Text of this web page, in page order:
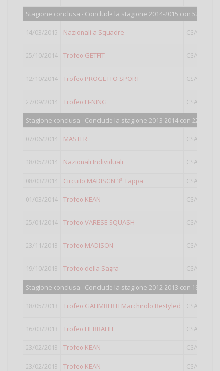
Stagione conclusa - Conclude la stagione 2014-2015 con 528 punti.
14/03/2015 Nazionali a Squadre CSAIN
25/10/2014 Trofeo GETFIT CSAIN
12/10/2014 Trofeo PROGETTO SPORT CSAIN
27/09/2014 Trofeo LI-NING CSAIN
Stagione conclusa - Conclude la stagione 2013-2014 con 227
07/06/2014 MASTER CSAIN
18/05/2014 Nazionali Individuali CSAIN
08/03/2014 Circuito MADISON 3ª Tappa CSAIN
01/03/2014 Trofeo KEAN CSAIN
25/01/2014 Trofeo VARESE SQUASH CSAIN
23/11/2013 Trofeo MADISON CSAIN
19/10/2013 Trofeo della Sagra CSAIN
Stagione conclusa - Conclude la stagione 2012-2013 con 183 punti.
18/05/2013 Trofeo GALIMBERTI Marchirolo Restyled CSAIN
16/03/2013 Trofeo HERBALIFE CSAIN
23/02/2013 Trofeo KEAN CSAIN
23/02/2013 Trofeo KEAN CSAIN